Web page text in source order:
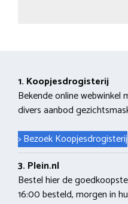
1. Koopjesdrogisterij
Bekende online
divers aanbod
> Bezoek Koopjesdrogisterij
3. Plein.nl
Bestel hier de
16:00 besteld, morgen in